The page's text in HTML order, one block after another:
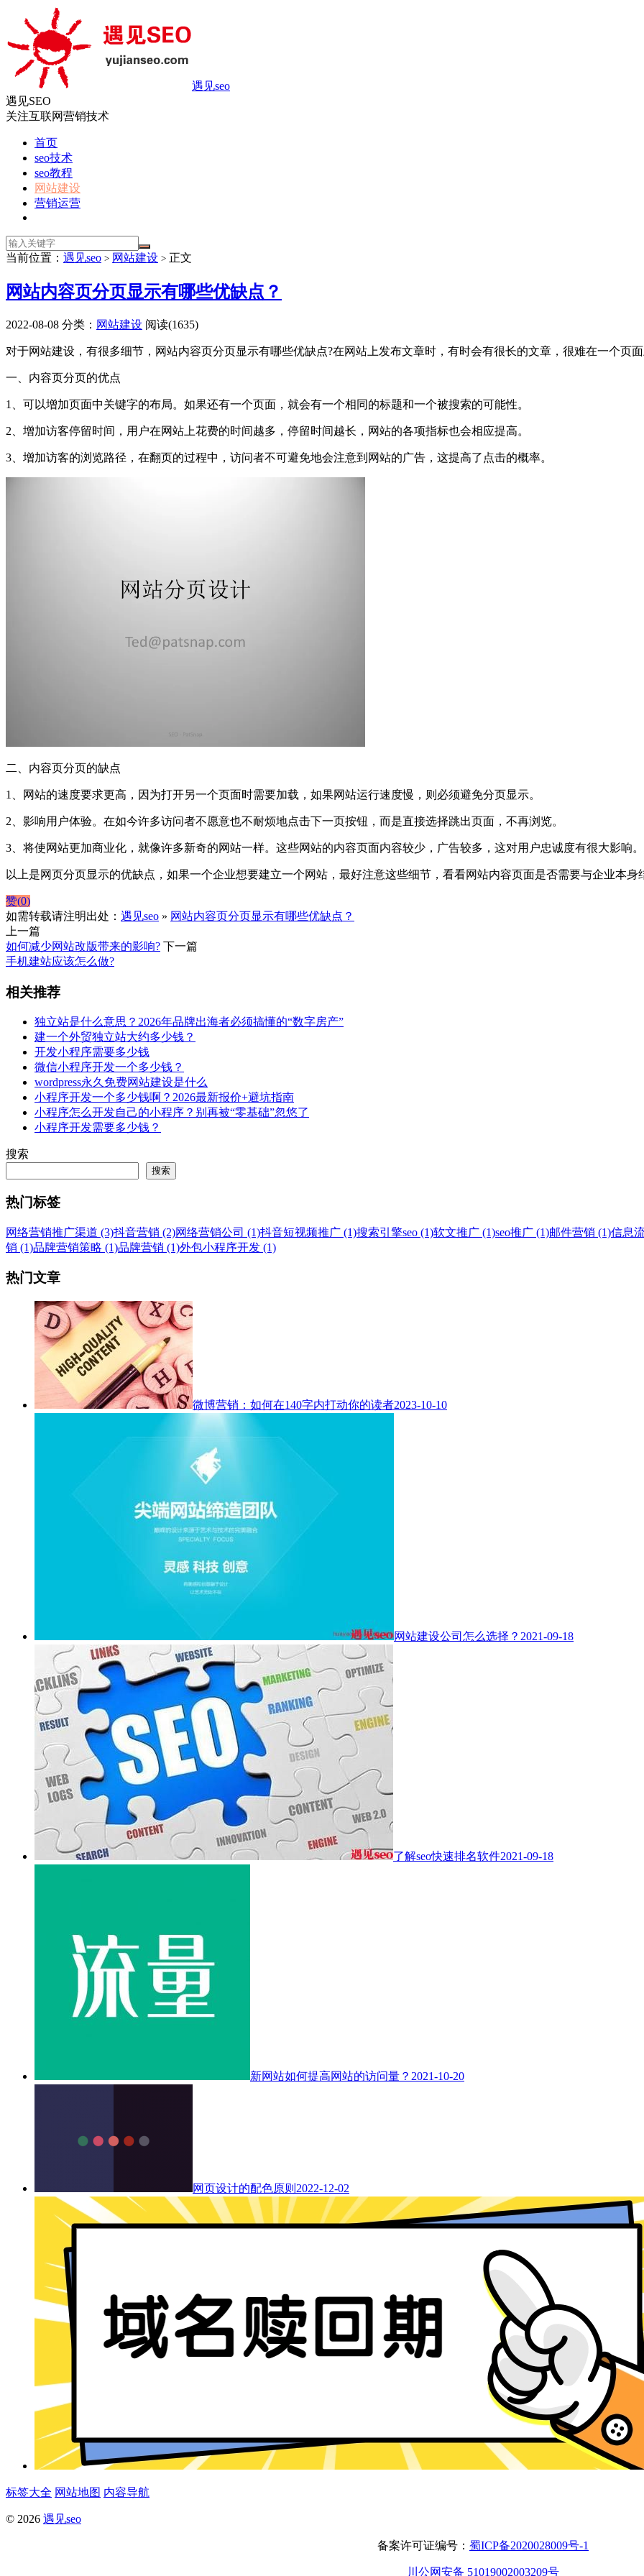
遇见seo
遇见SEO
关注互联网营销技术
首页
seo技术
seo教程
网站建设
营销运营
当前位置： 遇见seo > 网站建设 > 正文
网站内容页分页显示有哪些优缺点？
2022-08-08 分类： 网站建设 阅读(1635)
对于网站建设，有很多细节，网站内容页分页显示有哪些优缺点?在网站上发布文章时，有时会有很长的文章，很难在一个页
一、内容页分页的优点
1、可以增加页面中关键字的布局。如果还有一个页面，就会有一个相同的标题和一个被搜索的可能性。
2、增加访客停留时间，用户在网站上花费的时间越多，停留时间越长，网站的各项指标也会相应提高。
3、增加访客的浏览路径，在翻页的过程中，访问者不可避免地会注意到网站的广告，这提高了点击的概率。
二、内容页分页的缺点
1、网站的速度要求更高，因为打开另一个页面时需要加载，如果网站运行速度慢，则必须避免分页显示。
2、影响用户体验。在如今许多访问者不愿意也不耐烦地点击下一页按钮，而是直接选择跳出页面，不再浏览。
3、将使网站更加商业化，就像许多新奇的网站一样。这些网站的内容页面内容较少，广告较多，这对用户忠诚度有很大影响。
以上是网页分页显示的优缺点，如果一个企业想要建立一个网站，最好注意这些细节，看看网站内容页面是否需要与企业本身
赞(0)
如需转载请注明出处： 遇见seo » 网站内容页分页显示有哪些优缺点？
上一篇
如何减少网站改版带来的影响? 下一篇
手机建站应该怎么做?
相关推荐
独立站是什么意思？2026年品牌出海者必须搞懂的“数字房产”
建一个外贸独立站大约多少钱？
开发小程序需要多少钱
微信小程序开发一个多少钱？
wordpress永久免费网站建设是什么
小程序开发一个多少钱啊？2026最新报价+避坑指南
小程序怎么开发自己的小程序？别再被“零基础”忽悠了
小程序开发需要多少钱？
搜索
搜索
热门标签
网络营销推广渠道 (3)抖音营销 (2)网络营销公司 (1)抖音短视频推广 (1)搜索引擎seo (1)软文推广 (1)seo推广 (1)邮件营销 (1)信息
销 (1)品牌营销策略 (1)品牌营销 (1)外包小程序开发 (1)
热门文章
微博营销：如何在140字内打动你的读者2023-10-10
网站建设公司怎么选择？ 2021-09-18
了解seo快速排名软件2021-09-18
新网站如何提高网站的访问量？ 2021-10-20
网页设计的配色原则 2022-12-02
标签大全 网站地图 内容导航
© 2026 遇见seo
备案许可证编号： 蜀ICP备2020028009号-1
川公网安备 51019002003209号